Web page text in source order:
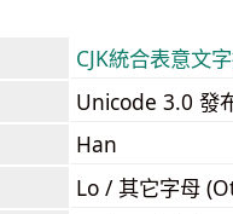
CJK統合表意文
Unicode 3.0 發
Han
Lo / 其它字母